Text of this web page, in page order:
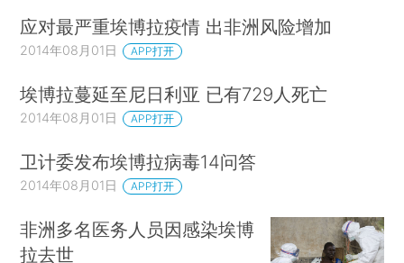
应对最严重埃博拉疫情 出非洲风险增加
2014年08月01日 APP打开
埃博拉蔓延至尼日利亚 已有729人死亡
2014年08月01日 APP打开
卫计委发布埃博拉病毒14问答
2014年08月01日 APP打开
非洲多名医务人员因感染埃博
拉去世